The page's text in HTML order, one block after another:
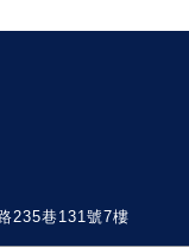
235巷131號7樓